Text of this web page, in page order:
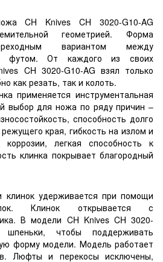
CH Knives CH 3020-G10-AG
геометрией. Форма
вариантом между
футом. От каждого из своих
CH 3020-G10-AG взял только
как резать, так и колоть.
применяется инструментальная
выбор для ножа по ряду причин –
способность долго
края, гибкость на излом и
легкая способность к
клинка покрывает благородный
удерживается при помощи
лок. Клинок открывается с
В модели CH Knives CH 3020-
шпеньки, чтобы поддерживать
форму модели. Модель работает
Люфты и перекосы исключены,